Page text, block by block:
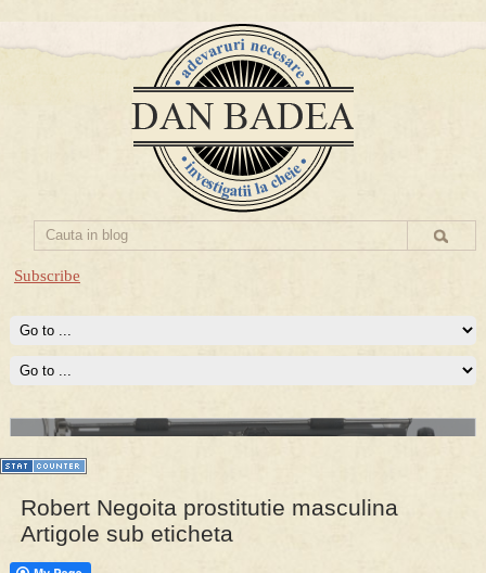
Subscribe
PRESA
Prima mea carte publicata (Nemira)
Averea Presedintelui: prima lucrare despre controversatele
conturi secrete ale Securitatii.
Robert Negoita prostitutie masculina
Artigole sub eticheta